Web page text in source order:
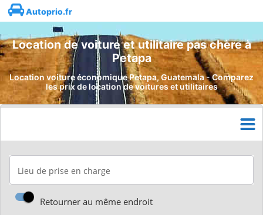
Autoprio.fr
Location de voiture et utilitaire pas chère à
Petapa
Location voiture économique Petapa, Guatemala - Comparez
les prix de location de voitures et utilitaires
Lieu de prise en charge
Retourner au même endroit